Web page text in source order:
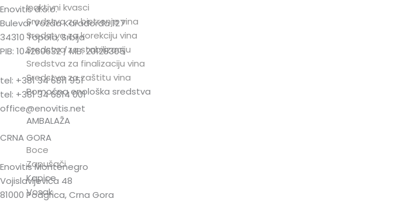
Inaktivni kvasci
Sredstva za bistrenje vina
Sredstva za korekciju vina
Sredstva za stabilizaciju
Sredstva za finalizaciju vina
Sredstva za zaštitu vina
Pomoćna enološka sredstva
AMBALAŽA
Boce
Zapušači
Kapice
Vosak
Enovitis d.o.o.
Bulevar Vožda Karađorđa 127
34310 Topola, Srbija
PIB: 104260632 / MB: 20128305
tel: +381 34 6811 951
tel: +381 34 6814 001
office@enovitis.net
CRNA GORA
Enovitis Montenegro
Vojislavljevića 48
81000 Podgrica, Crna Gora